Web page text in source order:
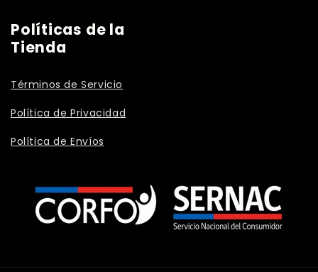
Políticas de la
Tienda
Términos de Servicio
Política de Privacidad
Política de Envíos